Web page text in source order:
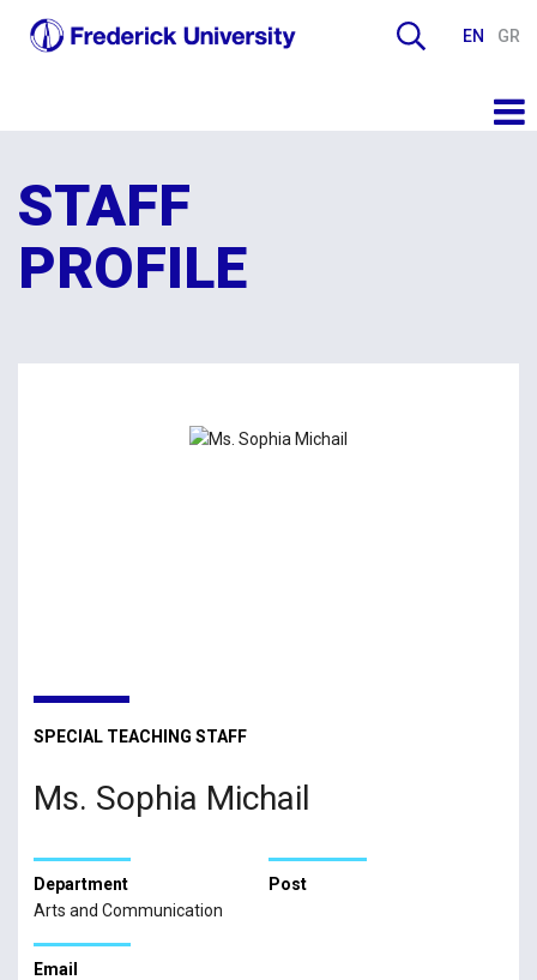
EN GR
STAFF
PROFILE
SPECIAL TEACHING STAFF
Ms. Sophia Michail
Department
Arts and Communication
Post
Email